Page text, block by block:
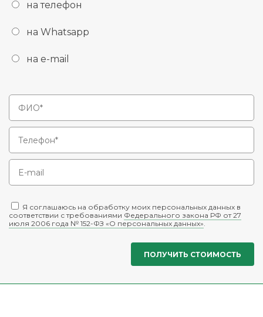
на телефон
на Whatsapp
на e-mail
Я соглашаюсь на обработку моих персональных данных в
соответствии с требованиями Федерального закона РФ от 27
июля 2006 года № 152-ФЗ «О персональных данных».